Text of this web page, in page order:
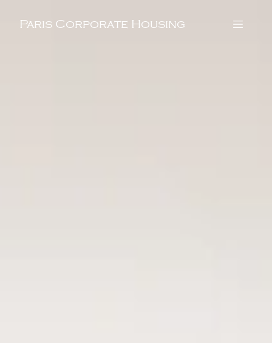
Paris Corporate Housing